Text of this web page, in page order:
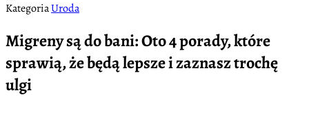
KategoriaUroda
Migreny są do bani: Oto 4 porady, które
sprawią, że będą lepsze i zaznasz trochę
ulgi